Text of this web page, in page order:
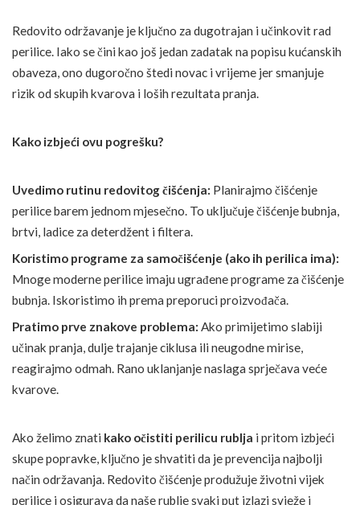
Redovito održavanje je ključno za dugotrajan i učinkovit rad
perilice. Iako se čini kao još jedan zadatak na popisu kućanskih
obaveza, ono dugoročno štedi novac i vrijeme jer smanjuje
rizik od skupih kvarova i loših rezultata pranja.
Kako izbjeći ovu pogrešku?
Uvedimo rutinu redovitog čišćenja: Planirajmo čišćenje
perilice barem jednom mjesečno. To uključuje čišćenje bubnja,
brtvi, ladice za deterdžent i filtera.
Koristimo programe za samočišćenje (ako ih perilica ima):
Mnoge moderne perilice imaju ugrađene programe za čišćenje
bubnja. Iskoristimo ih prema preporuci proizvođača.
Pratimo prve znakove problema: Ako primijetimo slabiji
učinak pranja, dulje trajanje ciklusa ili neugodne mirise,
reagirajmo odmah. Rano uklanjanje naslaga sprječava veće
kvarove.
Ako želimo znati kako očistiti perilicu rublja i pritom izbjeći
skupe popravke, ključno je shvatiti da je prevencija najbolji
način održavanja. Redovito čišćenje produžuje životni vijek
perilice i osigurava da naše rublje svaki put izlazi svježe i